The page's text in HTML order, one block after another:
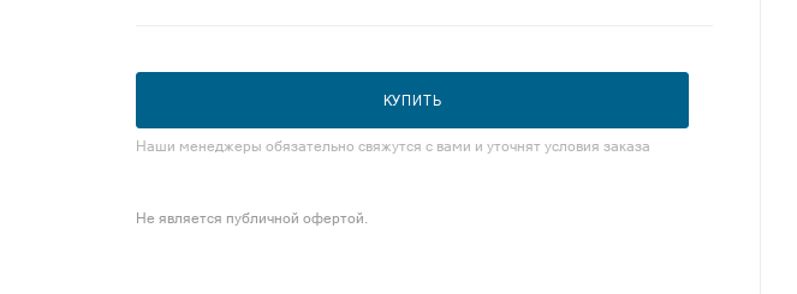
КУПИТЬ
Наши менеджеры обязательно свяжутся с вами и уточнят условия заказа
Не является публичной офертой.